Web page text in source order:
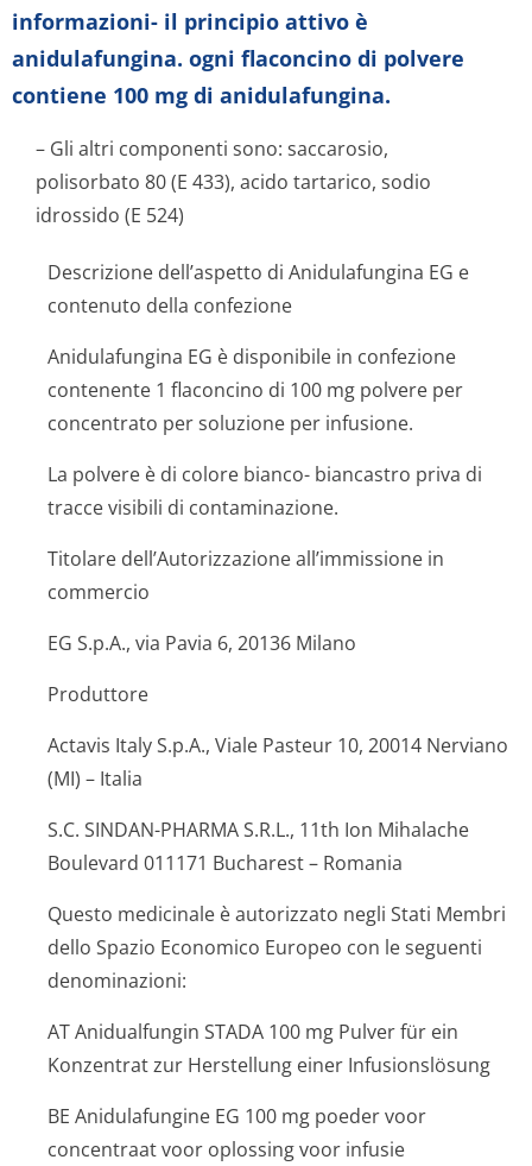
informazioni- il principio attivo è
anidulafungina. ogni flaconcino di polvere
contiene 100 mg di anidulafungina.
– Gli altri componenti sono: saccarosio,
polisorbato 80 (E 433), acido tartarico, sodio
idrossido (E 524)
Descrizione dell’aspetto di Anidulafungina EG e
contenuto della confezione
Anidulafungina EG è disponibile in confezione
contenente 1 flaconcino di 100 mg polvere per
concentrato per soluzione per infusione.
La polvere è di colore bianco- biancastro priva di
tracce visibili di contaminazione.
Titolare dell’Autorizzazione all’immissione in
commercio
EG S.p.A., via Pavia 6, 20136 Milano
Produttore
Actavis Italy S.p.A., Viale Pasteur 10, 20014 Nerviano
(MI) – Italia
S.C. SINDAN-PHARMA S.R.L., 11th Ion Mihalache
Boulevard 011171 Bucharest – Romania
Questo medicinale è autorizzato negli Stati Membri
dello Spazio Economico Europeo con le seguenti
denominazioni:
AT Anidualfungin STADA 100 mg Pulver für ein
Konzentrat zur Herstellung einer Infusionslösung
BE Anidulafungine EG 100 mg poeder voor
concentraat voor oplossing voor infusie